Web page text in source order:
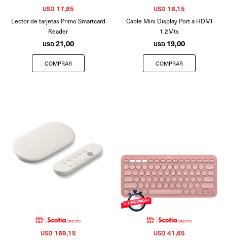
Lector de tarjetas Primo Smartcard
Reader
USD 21,00
USD 17,85
Cable Mini Display Port a HDMI
1.2Mts
USD 19,00
USD 16,15
USD 169,15 USD 41,65